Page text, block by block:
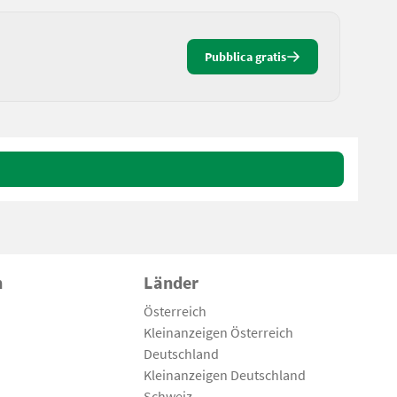
Pubblica gratis
Länder
Österreich
Kleinanzeigen Österreich
Deutschland
Kleinanzeigen Deutschland